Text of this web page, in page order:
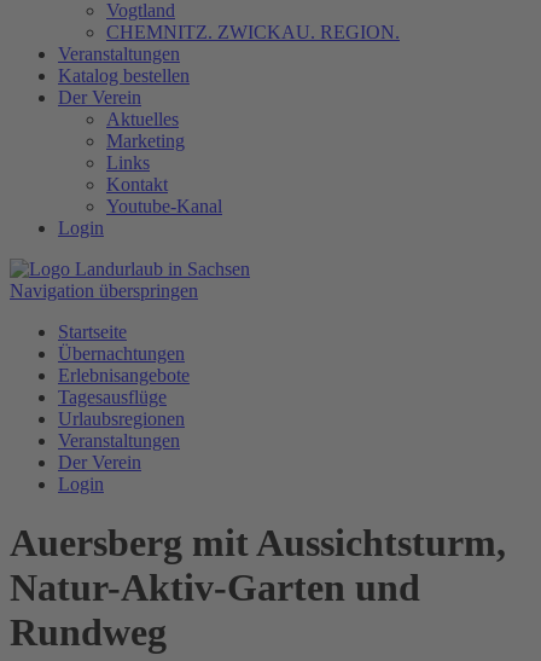
Vogtland
CHEMNITZ. ZWICKAU. REGION.
Veranstaltungen
Katalog bestellen
Der Verein
Aktuelles
Marketing
Links
Kontakt
Youtube-Kanal
Login
Navigation überspringen
Startseite
Übernachtungen
Erlebnisangebote
Tagesausflüge
Urlaubsregionen
Veranstaltungen
Der Verein
Login
Auersberg mit Aussichtsturm,
Natur-Aktiv-Garten und
Rundweg